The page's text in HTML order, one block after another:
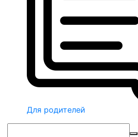
Для родителей